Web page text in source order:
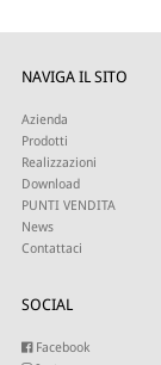
NAVIGA IL SITO
Azienda
Prodotti
Realizzazioni
Download
PUNTI VENDITA
News
Contattaci
SOCIAL
Facebook